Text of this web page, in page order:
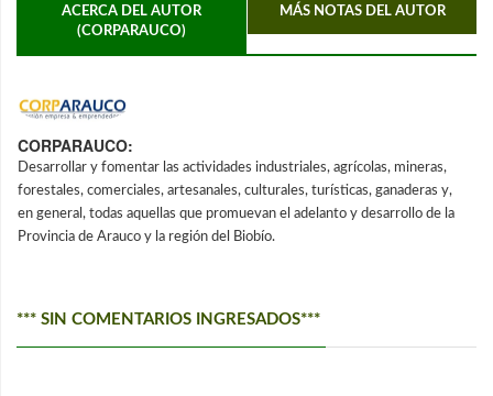
ACERCA DEL AUTOR
(CORPARAUCO)
MÁS NOTAS DEL AUTOR
CORPARAUCO:
Desarrollar y fomentar las actividades industriales, agrícolas, mineras,
forestales, comerciales, artesanales, culturales, turísticas, ganaderas y,
en general, todas aquellas que promuevan el adelanto y desarrollo de la
Provincia de Arauco y la región del Biobío.
*** SIN COMENTARIOS INGRESADOS***